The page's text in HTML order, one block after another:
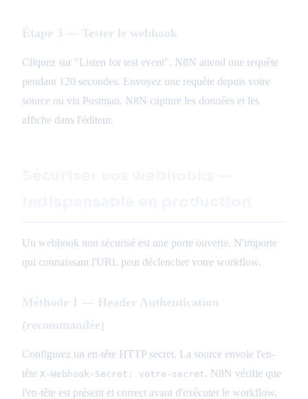
Étape 3 — Tester le webhook
Cliquez sur "Listen for test event". N8N attend une requête
pendant 120 secondes. Envoyez une requête depuis votre
source ou via Postman. N8N capture les données et les
affiche dans l'éditeur.
Un webhook non sécurisé est une porte ouverte. N'importe
qui connaissant l'URL peut déclencher votre workflow.
Méthode 1 — Header Authentication
(recommandée)
Configurez un en-tête HTTP secret. La source envoie l'en-
tête X-Webhook-Secret: votre-secret. N8N vérifie que
l'en-tête est présent et correct avant d'exécuter le workflow.